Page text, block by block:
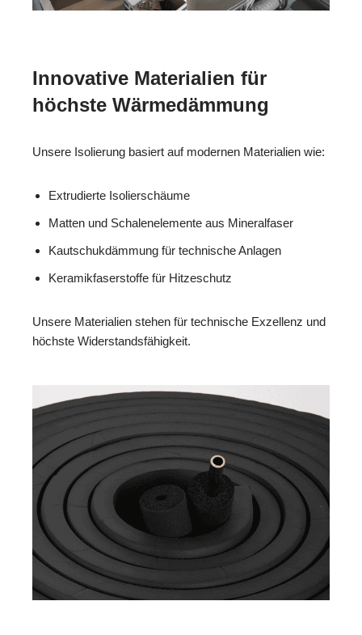
Innovative Materialien für
höchste Wärmedämmung
Unsere Isolierung basiert auf modernen Materialien wie:
Extrudierte Isolierschäume
Matten und Schalenelemente aus Mineralfaser
Kautschukdämmung für technische Anlagen
Keramikfaserstoffe für Hitzeschutz
Unsere Materialien stehen für technische Exzellenz und
höchste Widerstandsfähigkeit.